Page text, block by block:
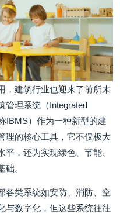
，建筑行业也迎来了前所未
管理系统（Integrated
IBMS）作为一种新型的建
理的核心工具，它不仅极大
，还为实现绿色、节能、
。
各类系统如安防、消防、空
与数字化，但这些系统往往